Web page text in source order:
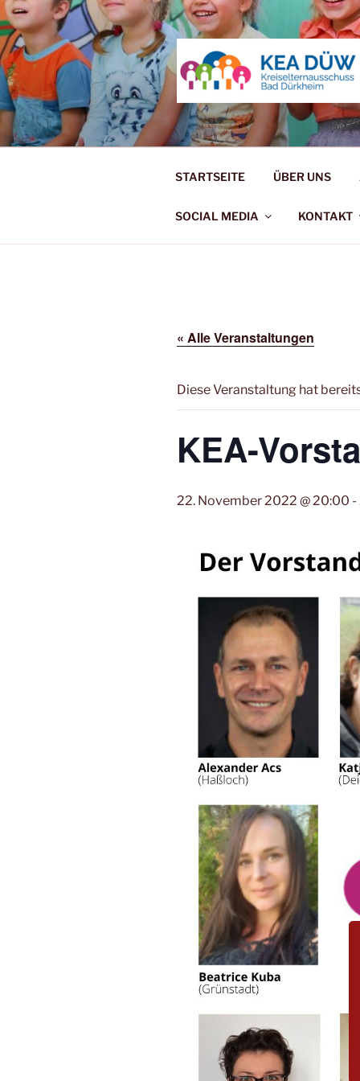
Zum
Inhalt
springen
Kindheit lässt sich nicht
STARTSEITE ÜBER UNS
SOCIAL MEDIA KONTAKT
« Alle Veranstaltungen
Diese Veranstaltung hat
KEA-
22. November 2022 @ 20:00 -